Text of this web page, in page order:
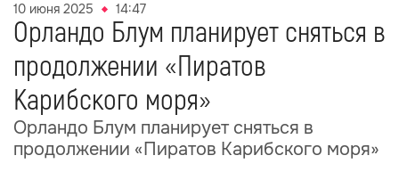
10 июня 2025 14:47
Орландо Блум планирует сняться в
продолжении «Пиратов
Карибского моря»
Орландо Блум планирует сняться в
продолжении «Пиратов Карибского моря»